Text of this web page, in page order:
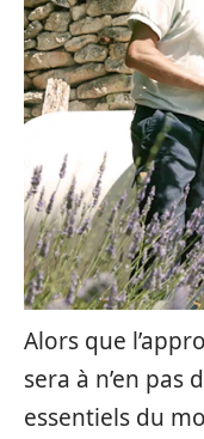
Alors que
sera à n’en pas
essentiels du